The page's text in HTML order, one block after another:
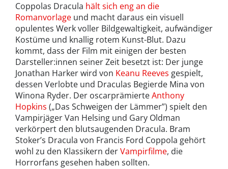
Coppolas Dracula hält sich eng an die
Romanvorlage und macht daraus ein visuell
opulentes Werk voller Bildgewaltigkeit, aufwändiger
Kostüme und knallig rotem Kunst-Blut. Dazu
kommt, dass der Film mit einigen der besten
Darsteller:innen seiner Zeit besetzt ist: Der junge
Jonathan Harker wird von Keanu Reeves gespielt,
dessen Verlobte und Draculas Begierde Mina von
Winona Ryder. Der oscarprämierteAnthony
Hopkins („Das Schweigen der Lämmer”) spielt den
Vampirjäger Van Helsing und Gary Oldman
verkörpert den blutsaugenden Dracula. Bram
Stoker’s Dracula von Francis Ford Coppola gehört
wohl zu den Klassikern derVampirfilme, die
Horrorfans gesehen haben sollten.